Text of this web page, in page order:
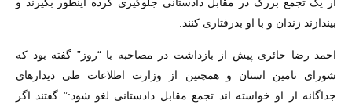
بیندازند زندان و با او بدرفتاری کنند.
احمد رضا حائری پیش از بازداشت در مصاحبه با “روز” گفته بود که
شورای تامین استان و همچنین از وزارت اطلاعات طی دیدارهای
جداگانه از او خواسته اند تجمع مقابل دادستانی لغو شود:” گفتند اگر